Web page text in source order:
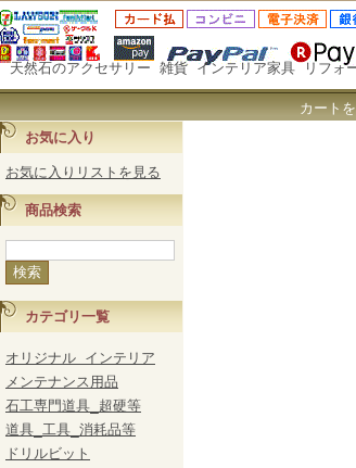
天然石のアクセサリー 雑貨 インテリア家具 リフォ
カート
お気に入り
お気に入りリストを見る
商品検索
カテゴリ一覧
オリジナル インテリア
メンテナンス用品
石工専門道具_超硬等
道具_工具_消耗品等
ドリルビット